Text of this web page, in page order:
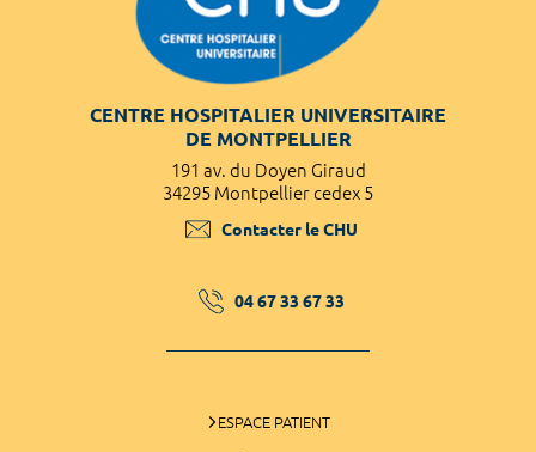
CENTRE HOSPITALIER UNIVERSITAIRE
DE MONTPELLIER
191 av. du Doyen Giraud
34295 Montpellier cedex 5
Contacter le CHU
04 67 33 67 33
ESPACE PATIENT